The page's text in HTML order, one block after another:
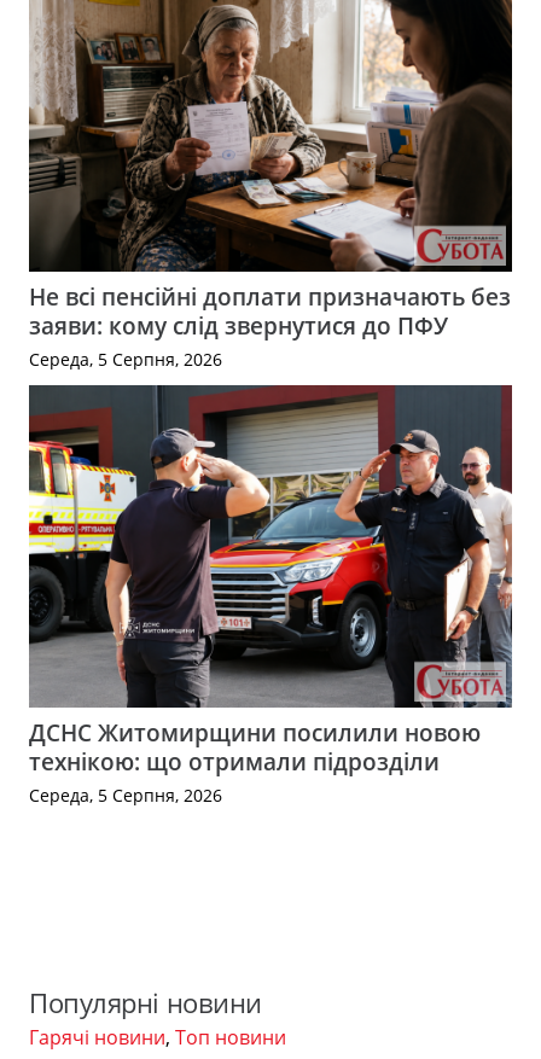
Не всі пенсійні доплати призначають без
заяви: кому слід звернутися до ПФУ
Середа, 5 Серпня, 2026
ДСНС Житомирщини посилили новою
технікою: що отримали підрозділи
Середа, 5 Серпня, 2026
Популярні новини
Гарячі новини, Топ новини